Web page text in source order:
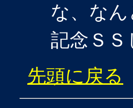
な、な
記念ＳＳ
先頭に戻る